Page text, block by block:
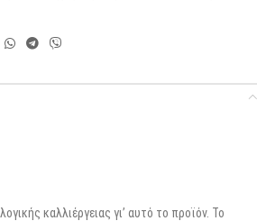
καλλιέργειας γι’ αυτό το προϊόν. Το